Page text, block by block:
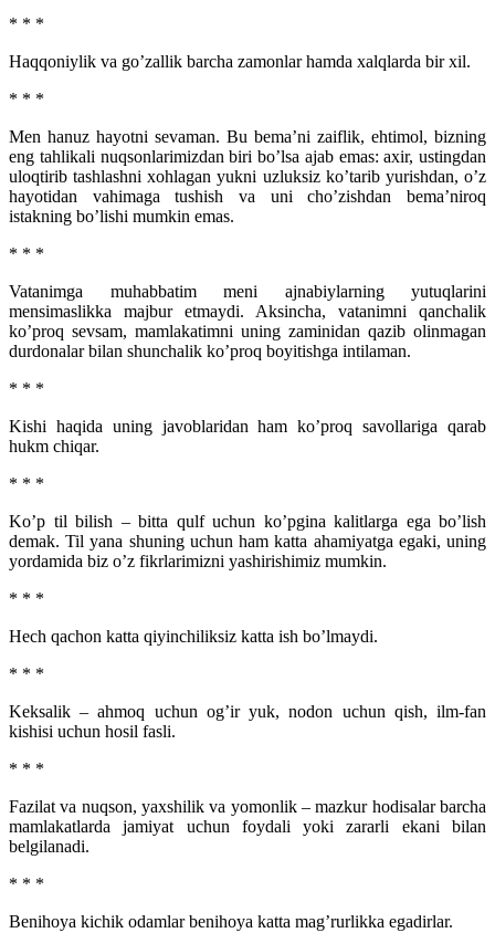
* * *
Haqqoniylik va go’zallik barcha zamonlar hamda xalqlarda bir xil.
* * *
Men hanuz hayotni sevaman. Bu bema’ni zaiflik, ehtimol, bizning
eng tahlikali nuqsonlarimizdan biri bo’lsa ajab emas: axir, ustingdan
uloqtirib tashlashni xohlagan yukni uzluksiz ko’tarib yurishdan, o’z
hayotidan vahimaga tushish va uni cho’zishdan bema’niroq
istakning bo’lishi mumkin emas.
* * *
Vatanimga muhabbatim meni ajnabiylarning yutuqlarini
mensimaslikka majbur etmaydi. Aksincha, vatanimni qanchalik
ko’proq sevsam, mamlakatimni uning zaminidan qazib olinmagan
durdonalar bilan shunchalik ko’proq boyitishga intilaman.
* * *
Kishi haqida uning javoblaridan ham ko’proq savollariga qarab
hukm chiqar.
* * *
Ko’p til bilish – bitta qulf uchun ko’pgina kalitlarga ega bo’lish
demak. Til yana shuning uchun ham katta ahamiyatga egaki, uning
yordamida biz o’z fikrlarimizni yashirishimiz mumkin.
* * *
Hech qachon katta qiyinchiliksiz katta ish bo’lmaydi.­
* * *
Keksalik – ahmoq uchun og’ir yuk, nodon uchun qish, ilm-fan
kishisi uchun hosil fasli.
* * *
Fazilat va nuqson, yaxshilik va yomonlik – mazkur hodisalar barcha
mamlakatlarda jamiyat uchun foydali yoki zararli ekani bilan
belgilanadi.
* * *
Benihoya kichik odamlar benihoya katta mag’rurlikka egadirlar.